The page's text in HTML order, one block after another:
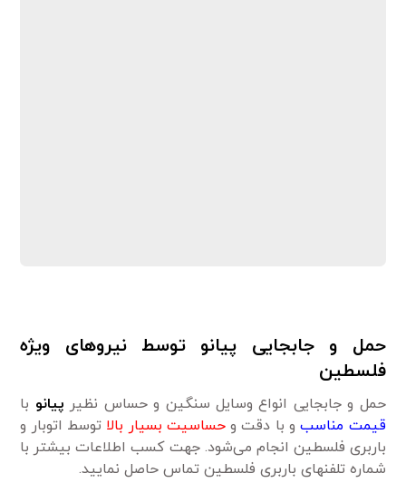
حمل و جابجایی پیانو توسط نیروهای ویژه
فلسطین
حمل و جابجایی انواع وسایل سنگین و حساس نظیر پیانو با
قیمت مناسبو با دقت وحساسیت بسیار بالا توسط اتوبار و
باربری فلسطین انجام می‌شود. جهت کسب اطلاعات بیشتر با
شماره تلفنهای باربری فلسطین تماس حاصل نمایید.